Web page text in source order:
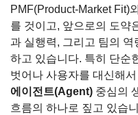
PMF(Product-Market Fit)
를 것이고, 앞으로의 도약
과 실행력, 그리고 팀의
하고 있습니다. 특히 단순
벗어나 사용자를 대신해
에이전트(Agent) 중심의
흐름의 하나로 짚고 있습